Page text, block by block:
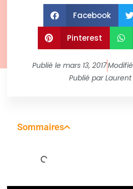
Facebook
Pinterest
Publié le mars 13, 2017
Publié par
Sommaires